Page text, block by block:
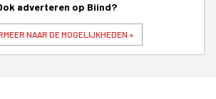
adverteren op Biind?
NAAR DE MOGELIJKHEDEN »